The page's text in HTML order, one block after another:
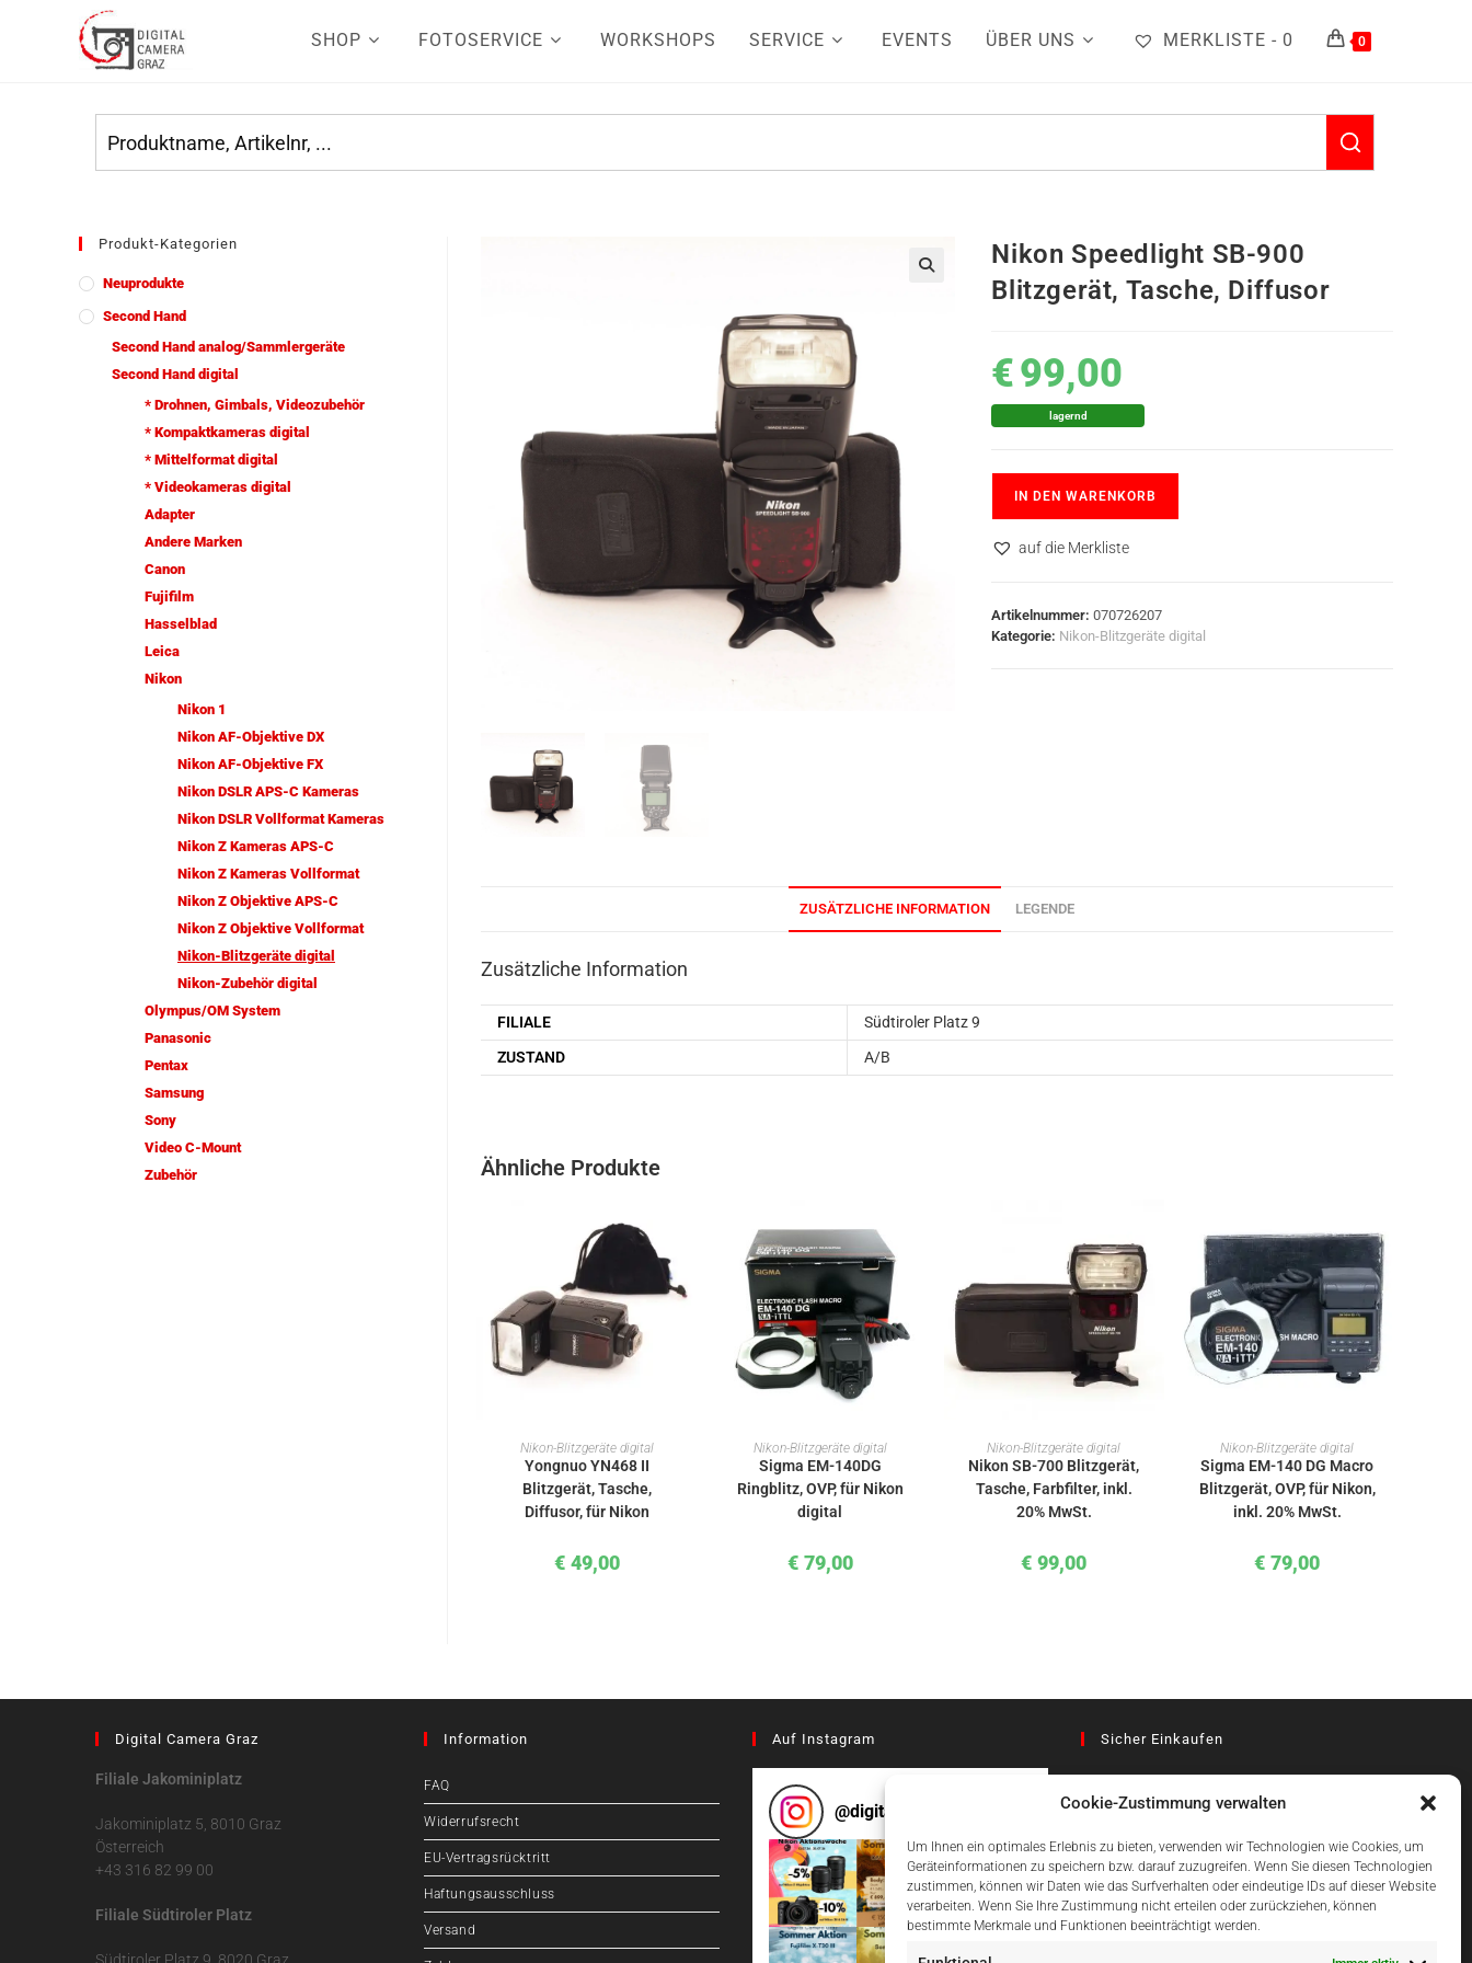
Cookie-Zustimmung verwalten
Um Ihnen ein optimales Erlebnis zu bieten, verwenden wir Technologien wie Cookies, um
Geräteinformationen zu speichern bzw. darauf zuzugreifen. Wenn Sie diesen Technologien
zustimmen, können wir Daten wie das Surfverhalten oder eindeutige IDs auf dieser Website
verarbeiten. Wenn Sie Ihre Zustimmung nicht erteilen oder zurückziehen, können
bestimmte Merkmale und Funktionen beeinträchtigt werden.
SHOP FOTOSERVICE WORKSHOPS SERVICE EVENTS ÜBER UNS MERKLISTE - 0 0
Nikon Speedlight SB-900
Blitzgerät, Tasche, Diffusor
€99,00
lagernd
IN DEN WARENKORB
auf die Merkliste
Artikelnummer:070726207
Kategorie: Nikon-Blitzgeräte digital
ZUSÄTZLICHE INFORMATION LEGENDE
Zusätzliche Information
FILIALE
Südtiroler Platz 9
ZUSTAND
A/B
Ähnliche Produkte
IN DEN WARENKORB
Nikon-Blitzgeräte digital
Yongnuo YN468 II
Blitzgerät, Tasche,
Diffusor, für Nikon
€ 49,00
IN DEN WARENKORB
Nikon-Blitzgeräte digital
Sigma EM-140DG
Ringblitz, OVP, für Nikon
digital
€ 79,00
IN DEN WARENKORB
Nikon-Blitzgeräte digital
Nikon SB-700 Blitzgerät,
Tasche, Farbfilter, inkl.
20% MwSt.
€ 99,00
IN DEN WARENKORB
Nikon-Blitzgeräte digital
Sigma EM-140 DG Macro
Blitzgerät, OVP, für Nikon,
inkl. 20% MwSt.
€ 79,00
Produkt-Kategorien
Neuprodukte
Second Hand
Second Hand analog/Sammlergeräte
Second Hand digital
* Drohnen, Gimbals, Videozubehör
* Kompaktkameras digital
* Mittelformat digital
* Videokameras digital
Adapter
Andere Marken
Canon
Fujifilm
Hasselblad
Leica
Nikon
Nikon 1
Nikon AF-Objektive DX
Nikon AF-Objektive FX
Nikon DSLR APS-C Kameras
Nikon DSLR Vollformat Kameras
Nikon Z Kameras APS-C
Nikon Z Kameras Vollformat
Nikon Z Objektive APS-C
Nikon Z Objektive Vollformat
Nikon-Blitzgeräte digital
Nikon-Zubehör digital
Olympus/OM System
Panasonic
Pentax
Samsung
Sony
Video C-Mount
Zubehör
Digital Camera Graz
Filiale Jakominiplatz
Jakominiplatz 5, 8010 Graz
Österreich
+43 316 82 99 00
Filiale Südtiroler Platz
Südtiroler Platz 9, 8020 Graz
Information
FAQ
Widerrufsrecht
EU-Vertragsrücktritt
Haftungsausschluss
Versand
Auf Instagram
@digitalcameragraz
Sicher Einkaufen
Einfach Online Bezahlen